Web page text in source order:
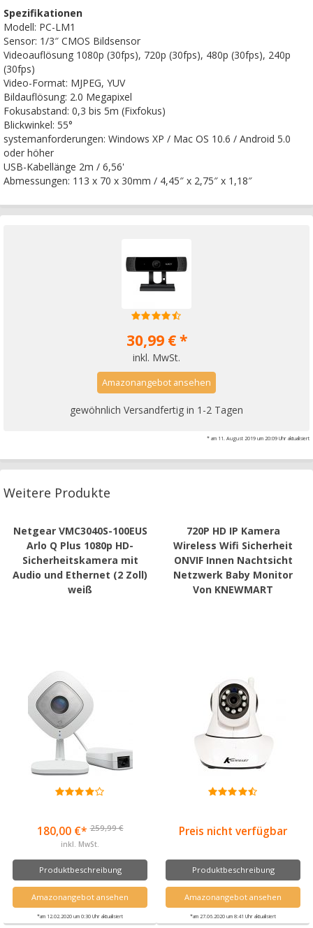
Spezifikationen
Modell: PC-LM1
Sensor: 1/3″ CMOS Bildsensor
Videoauflösung 1080p (30fps), 720p (30fps), 480p (30fps), 240p
(30fps)
Video-Format: MJPEG, YUV
Bildauflösung: 2.0 Megapixel
Fokusabstand: 0,3 bis 5m (Fixfokus)
Blickwinkel: 55°
systemanforderungen: Windows XP / Mac OS 10.6 / Android 5.0
oder höher
USB-Kabellänge 2m / 6,56'
Abmessungen: 113 x 70 x 30mm / 4,45″ x 2,75″ x 1,18″
30,99 € *
inkl. MwSt.
Amazonangebot ansehen
gewöhnlich Versandfertig in 1-2 Tagen
* am 11. August 2019 um 20:09 Uhr aktualisiert
Weitere Produkte
Netgear VMC3040S-100EUS
Arlo Q Plus 1080p HD-
Sicherheitskamera mit
Audio und Ethernet (2 Zoll)
weiß
180,00 €* 259,99 €
inkl. MwSt.
Produktbeschreibung
Amazonangebot ansehen
*am 12.02.2020 um 0:30 Uhr aktualisiert
720P HD IP Kamera
Wireless Wifi Sicherheit
ONVIF Innen Nachtsicht
Netzwerk Baby Monitor
Von KNEWMART
Preis nicht verfügbar
Produktbeschreibung
Amazonangebot ansehen
*am 27.06.2020 um 8:41 Uhr aktualisiert